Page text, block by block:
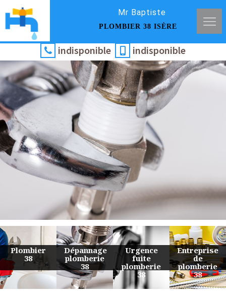
Mr Baptiste
PLOMBIER 38 ISÈRE
indisponible indisponible
Urgence
fuite
plomberie
38
Entreprise
de
plomberie
38
Travaux
de
plomberie
38
Devis
plomberie
38